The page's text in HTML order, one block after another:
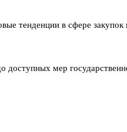
тенденции в сфере
мер